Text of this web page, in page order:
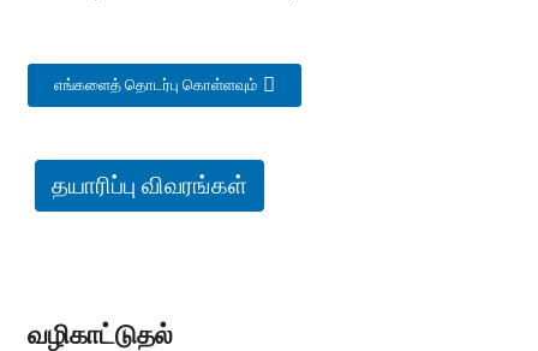
எங்களைத் தொடர்பு கொள்ளவும்
தயாரிப்பு விவரங்கள்
வழிகாட்டுதல்